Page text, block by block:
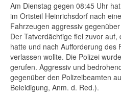
Am Dienstag gegen 08:45 Uhr
im Ortsteil Heinrichsdorf nach
Fahrzeugen aggressiv
Der Tatverdächtige fiel zuvor
hatte und nach Aufforderung des
verlassen wollte. Die Polizei
gerufen. Aggressiv und
gegenüber den Polizeibeamten
Beleidigung, Anm. d. Red.).